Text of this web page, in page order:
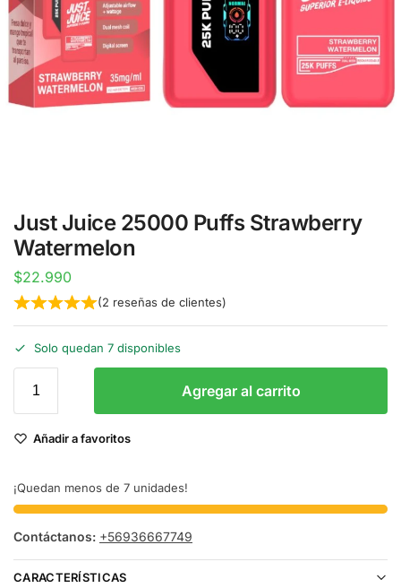
Just Juice 25000 Puffs Strawberry
Watermelon
$22.990
(2 reseñas de clientes)
Solo quedan 7 disponibles
Agregar al carrito
Añadir a favoritos
¡Quedan menos de 7 unidades!
Contáctanos: +56936667749
CARACTERÍSTICAS